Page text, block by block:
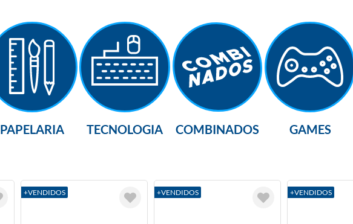
PAPELARIA TECNOLOGIA COMBINADOS GAMES
+VENDIDOS +VENDIDOS +VENDIDOS